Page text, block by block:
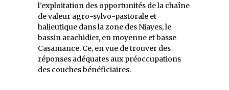
l’exploitation des opportunités de la chaîne
de valeur agro-sylvo-pastorale et
halieutique dans la zone des Niayes, le
bassin arachidier, en moyenne et basse
Casamance. Ce, en vue de trouver des
réponses adéquates aux préoccupations
des couches bénéficiaires.